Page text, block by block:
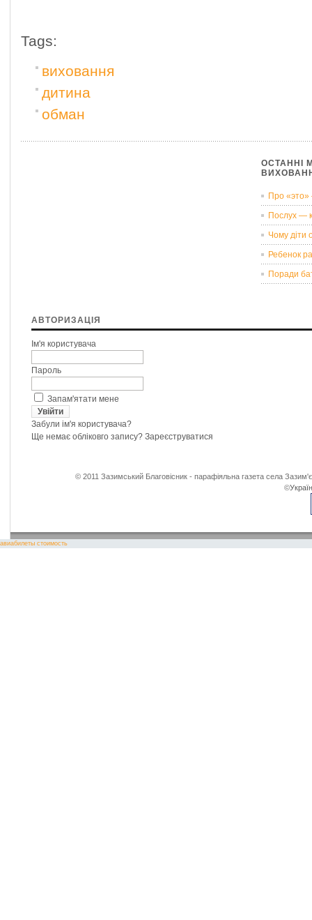
Tags:
виховання
дитина
обман
ОСТАННІ
Про
Послух —
Чому діти
Ребенок
Поради
АВТОРИЗАЦІЯ
Ім'я користувача
Пароль
Запам'ятати мене
Забули ім'я користувача?
Ще немає обліковго запису? Зареєструватися
© 2011 Зазимський Благовісник - парафіяльна газета села
©
авиабилеты стоимость